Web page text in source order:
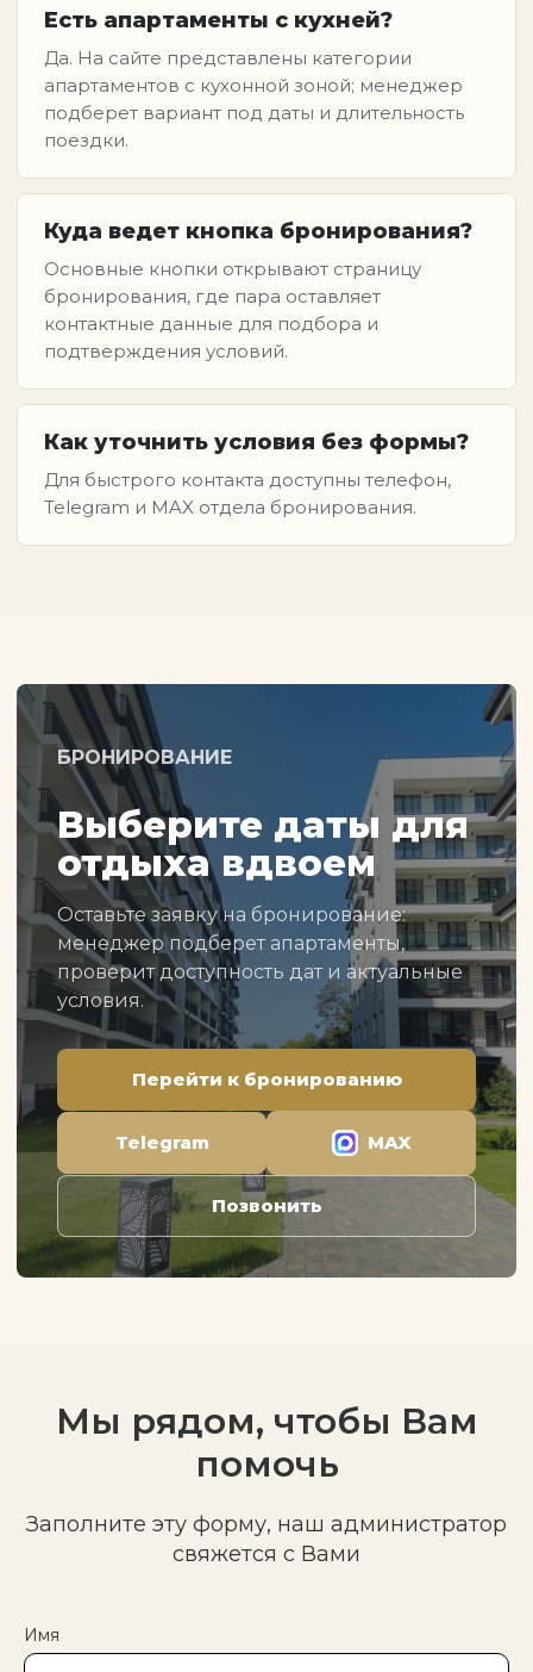
Есть апартаменты с кухней?
Да. На сайте представлены категории
апартаментов с кухонной зоной; менеджер
подберет вариант под даты и длительность
поездки.
Куда ведет кнопка бронирования?
Основные кнопки открывают страницу
бронирования, где пара оставляет
контактные данные для подбора и
подтверждения условий.
Как уточнить условия без формы?
Для быстрого контакта доступны телефон,
Telegram и MAX отдела бронирования.
БРОНИРОВАНИЕ
Выберите даты для
отдыха вдвоем
Оставьте заявку на бронирование:
менеджер подберет апартаменты,
проверит доступность дат и актуальные
условия.
Перейти к бронированию
Telegram MAX
Позвонить
Мы рядом, чтобы Вам
помочь
Заполните эту форму, наш администратор
свяжется с Вами
Имя